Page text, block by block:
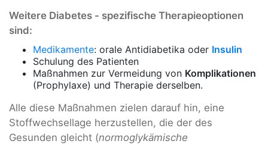
Weitere Diabetes - spezifische Therapieoptionen
sind:
Medikamente: orale Antidiabetika oder Insulin
Schulung des Patienten
Maßnahmen zur Vermeidung von Komplikationen
(Prophylaxe) und Therapie derselben.
Alle diese Maßnahmen zielen darauf hin, eine
Stoffwechsellage herzustellen, die der des
Gesunden gleicht (normoglykämische